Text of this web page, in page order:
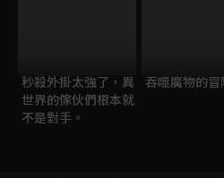
秒殺外掛太強了，異
世界的傢伙們根本就
不是對手。
吞噬魔物的冒